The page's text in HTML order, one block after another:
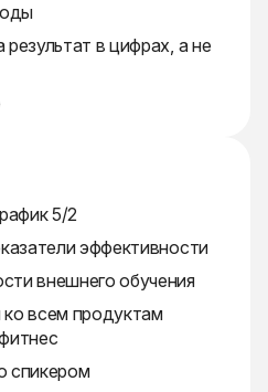
в цифрах, а не
5/2
эффективности
внешнего обучения
всем продуктам
спикером